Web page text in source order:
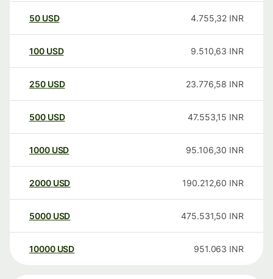
50 USD 4.755,32 INR
100 USD 9.510,63 INR
250 USD 23.776,58 INR
500 USD 47.553,15 INR
1000 USD 95.106,30 INR
2000 USD 190.212,60 INR
5000 USD 475.531,50 INR
10000 USD 951.063 INR